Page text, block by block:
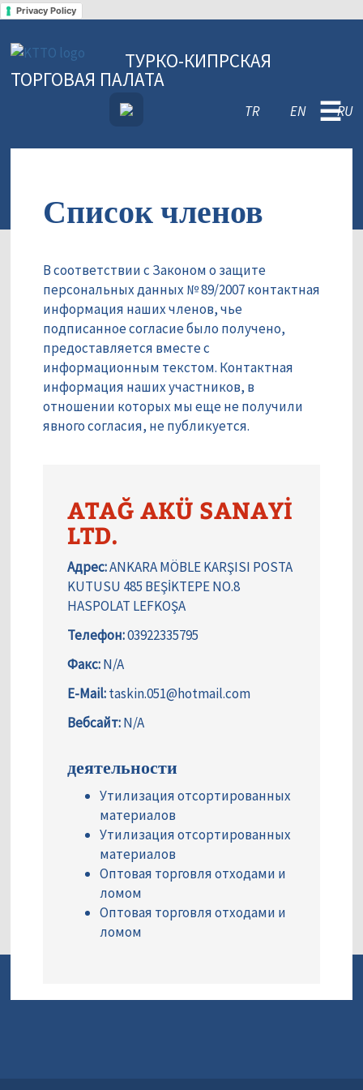
Privacy Policy
ТУРКО-КИПРСКАЯ
ТОРГОВАЯ ПАЛАТА
TR EN RU
☰
Список членов
В соответствии с Законом о защите
персональных данных № 89/2007 контактная
информация наших членов, чье
подписанное согласие было получено,
предоставляется вместе с
информационным текстом. Контактная
информация наших участников, в
отношении которых мы еще не получили
явного согласия, не публикуется.
ATAĞ AKÜ SANAYİ
LTD.
Адрес:ANKARA MÖBLE KARŞISI POSTA
KUTUSU 485 BEŞİKTEPE NO.8
HASPOLAT LEFKOŞA
Телефон:03922335795
Факс:N/A
E-Mail:taskin.051@hotmail.com
Вебсайт:N/A
деятельности
Утилизация отсортированных
материалов
Утилизация отсортированных
материалов
Оптовая торговля отходами и
ломом
Оптовая торговля отходами и
ломом